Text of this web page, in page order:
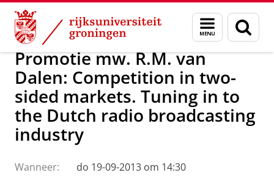
Skip
Content
Skip
Navigation
Menu
en
zoeken
Over ons Actueel Nieuws
Promotie mw. R.M. van
Dalen: Competition in two-
sided markets. Tuning in to
the Dutch radio broadcasting
industry
Wanneer:
do 19-09-2013 om 14:30